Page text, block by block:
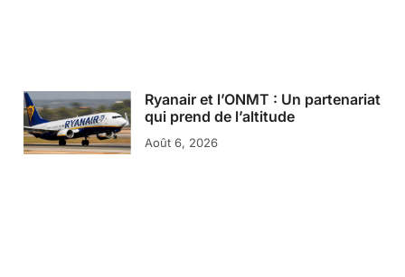
Ryanair et l’ONMT : Un partenariat
qui prend de l’altitude
Août 6, 2026